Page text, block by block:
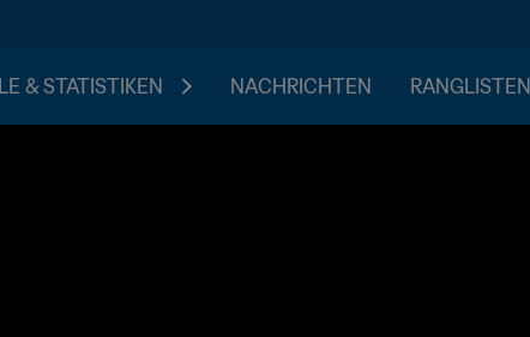
& STATISTIKEN NACHRICHTEN RANGLISTEN